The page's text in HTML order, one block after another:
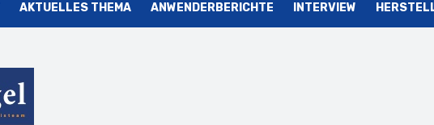
AKTUELLES THEMA ANWENDERBERICHTE INTERVIEW